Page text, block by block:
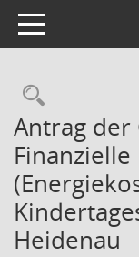
Toggle navigation
Antrag der
Heidenau